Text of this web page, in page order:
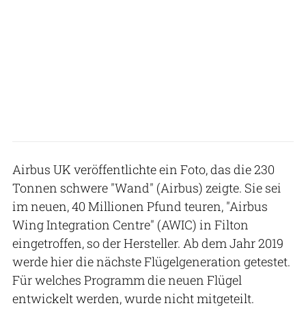
Airbus UK veröffentlichte ein Foto, das die 230
Tonnen schwere "Wand" (Airbus) zeigte. Sie sei
im neuen, 40 Millionen Pfund teuren, "Airbus
Wing Integration Centre" (AWIC) in Filton
eingetroffen, so der Hersteller. Ab dem Jahr 2019
werde hier die nächste Flügelgeneration getestet.
Für welches Programm die neuen Flügel
entwickelt werden, wurde nicht mitgeteilt.